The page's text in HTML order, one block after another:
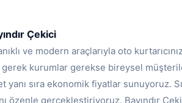
Çekici
ve modern araçlarıyla oto
gerek kurumlar gerekse bireysel
yanı sıra ekonomik fiyatlar sunuyoruz.
özenle gerçekleştiriyoruz. Bayındır